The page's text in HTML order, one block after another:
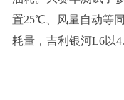
置25℃、风量自动等
耗量，吉利银河L6以